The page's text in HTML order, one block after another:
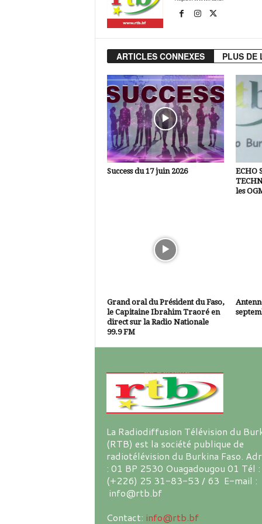
ARTICLES CONNEXES PLUS DE
Success du 17 juin 2026
ECHO
les
Grand oral du Président du Faso,
le Capitaine Ibrahim Traoré en
direct sur la Radio Nationale
99.9 FM
La Radiodiffusion Télévision du
(RTB) est la société publique de
radiotélévision du Burkina Faso.
: 01 BP 2530 Ouagadougou 01 Tél :
(+226) 25 31-83-53 / 63 E-mail :
info@rtb.bf
Contact: info@rtb.bf